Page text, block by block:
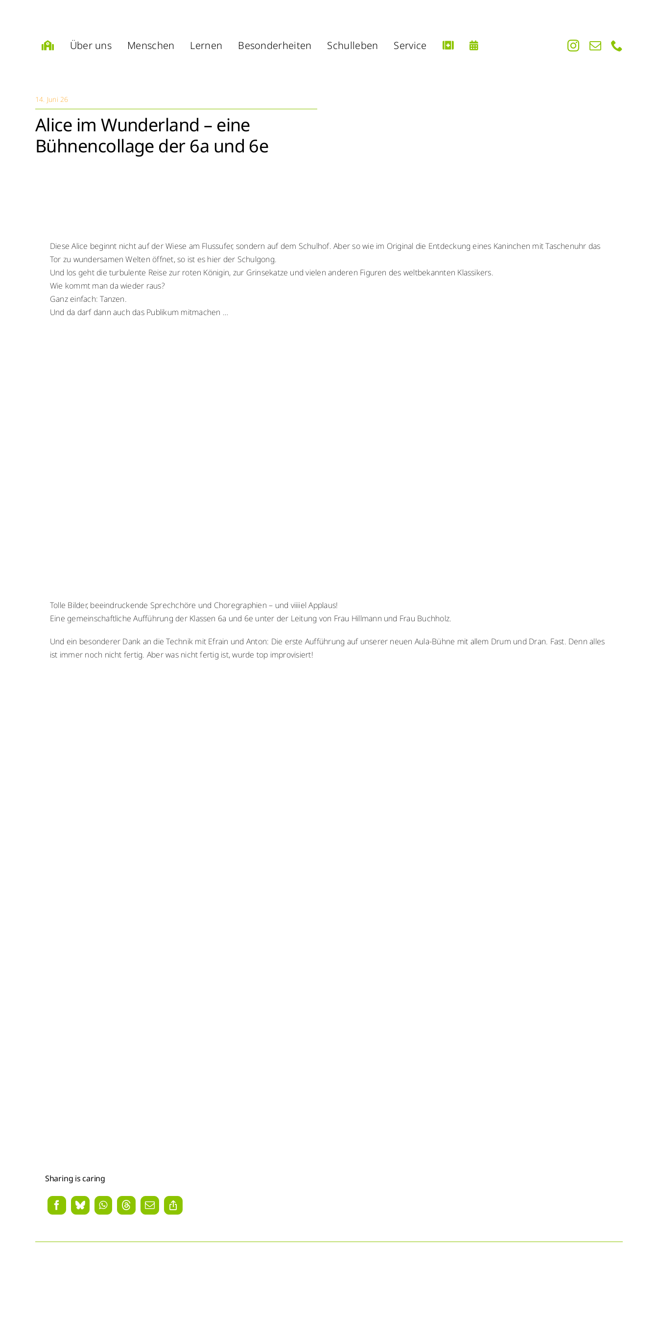
Über uns Menschen Lernen Besonderheiten Schulleben Service
14. Juni 26
Alice im Wunderland – eine
Bühnencollage der 6a und 6e
Diese Alice beginnt nicht auf der Wiese am Flussufer, sondern auf dem Schulhof. Aber so wie im Original die Entdeckung eines Kaninchen mit Taschenuhr das
Tor zu wundersamen Welten öffnet, so ist es hier der Schulgong.
Und los geht die turbulente Reise zur roten Königin, zur Grinsekatze und vielen anderen Figuren des weltbekannten Klassikers.
Wie kommt man da wieder raus?
Ganz einfach: Tanzen.
Und da darf dann auch das Publikum mitmachen …
Tolle Bilder, beeindruckende Sprechchöre und Choregraphien – und viiiiel Applaus!
Eine gemeinschaftliche Aufführung der Klassen 6a und 6e unter der Leitung von Frau Hillmann und Frau Buchholz.
Und ein besonderer Dank an die Technik mit Efrain und Anton: Die erste Aufführung auf unserer neuen Aula-Bühne mit allem Drum und Dran. Fast. Denn alles
ist immer noch nicht fertig. Aber was nicht fertig ist, wurde top improvisiert!
Sharing is caring